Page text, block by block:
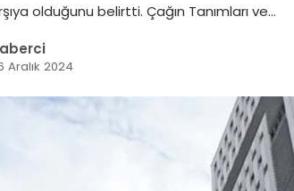
olduğunu belirtti. Çağın Tanımları ve…
Aralık 2024